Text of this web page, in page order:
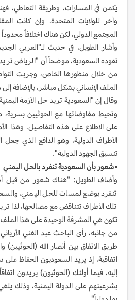
يكمن في المسارات، وطريقة التعاطي،
وآخر للولايات المتحدة. وإن كانت
المجتمع الدولي، لكن هناك اختلافاً محدوداً
وأشار الطويل، في حديث لـ"العربي
تقوده السعودية، موضحاً أن "الرياض
من خلال منظورها الخاص، وجربت
الملف الإنساني بشكل مباشر، بالإضافة
وقال إن "السعودية تريد حل الأزمة
وتحيط مفاوضاتها مع الحوثيين
على الاطلاع على هذه التفاصيل. وهذا
الأطراف الدولية، وهو الدافع الذي
تنسيق الجهود الدولية".
•شعور بأن السعوديةتنفردبالحل اليمني
وأضاف الطويل: "هناك شعور من قبل
تنفرد بوضع لمسات للحل اليمني،
تلك الأطراف تتناقض مع مصالحها، لذا
تكون هي المشرفة الوحيدة على هذا
من جانبه، رأى الباحث عبد الغني
طريق الاتفاق بين أنصار الله (الحوثيين)
اتفاقية، إذ يريد السعوديون الحفاظ
إليه، فيما أولئك (الحوثيون) يريدون
بشرعيتهم على الدولة اليمنية، وذلك